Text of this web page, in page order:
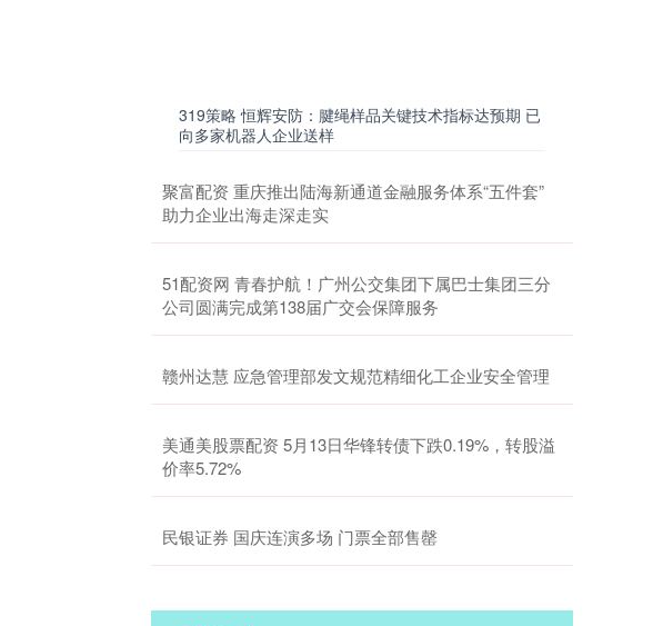
319策略 恒辉安防：腱绳样品关键技术指标达预期 已
向多家机器人企业送样
聚富配资 重庆推出陆海新通道金融服务体系“五件套”
助力企业出海走深走实
51配资网 青春护航！广州公交集团下属巴士集团三分
公司圆满完成第138届广交会保障服务
赣州达慧 应急管理部发文规范精细化工企业安全管理
美通美股票配资 5月13日华锋转债下跌0.19%，转股溢
价率5.72%
民银证券 国庆连演多场 门票全部售罄